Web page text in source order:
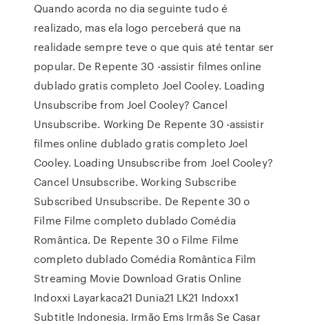
Quando acorda no dia seguinte tudo é
realizado, mas ela logo perceberá que na
realidade sempre teve o que quis até tentar ser
popular. De Repente 30 -assistir filmes online
dublado gratis completo Joel Cooley. Loading
Unsubscribe from Joel Cooley? Cancel
Unsubscribe. Working De Repente 30 -assistir
filmes online dublado gratis completo Joel
Cooley. Loading Unsubscribe from Joel Cooley?
Cancel Unsubscribe. Working Subscribe
Subscribed Unsubscribe. De Repente 30 o
Filme Filme completo dublado Comédia
Romântica. De Repente 30 o Filme Filme
completo dublado Comédia Romântica Film
Streaming Movie Download Gratis Online
Indoxxi Layarkaca21 Dunia21 LK21 Indoxx1
Subtitle Indonesia. Irmão Ems Irmãs Se Casar